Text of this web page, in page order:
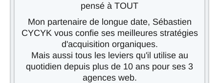
pensé à TOUT
Mon partenaire de longue date, Sébastien
CYCYK vous confie ses meilleures stratégies
d'acquisition organiques.
Mais aussi tous les leviers qu'il utilise au
quotidien depuis plus de 10 ans pour ses 3
agences web.